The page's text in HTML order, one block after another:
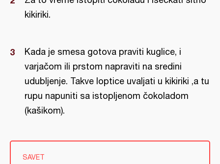
kikiriki.
Kada je smesa gotova praviti kuglice, i
varjačom ili prstom napraviti na sredini
udubljenje. Takve loptice uvaljati u kikiriki ,a tu
rupu napuniti sa istopljenom čokoladom
(kašikom).
SAVET